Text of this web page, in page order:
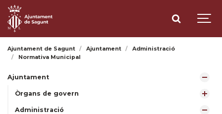
Ajuntament de Sagunt Ajuntament
Administració
Normativa Municipal
Ajuntament
Òrgans de govern
Administració